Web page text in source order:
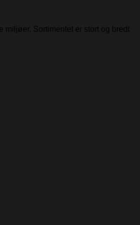
Sortimentet er stort og bredt